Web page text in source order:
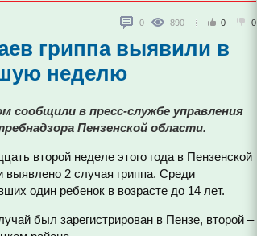
0 890 0 0
гриппа выявили в
неделю
сообщили в пресс-службе управления
Пензенской области.
второй неделе этого года в Пензенской
выявлено 2 случая гриппа. Среди
один ребенок в возрасте до 14 лет.
был зарегистрирован в Пензе, второй –